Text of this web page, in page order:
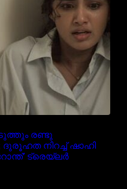
രണ്ടു
നിറച്ച് ഷാഹി
ട്രെയ്‌ലർ